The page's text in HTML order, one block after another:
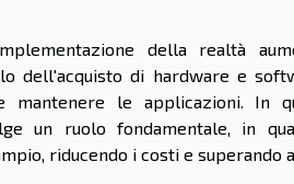
della realtà
dell'acquisto di hardware e
mantenere le applicazioni. In
un ruolo fondamentale, in
riducendo i costi e superando